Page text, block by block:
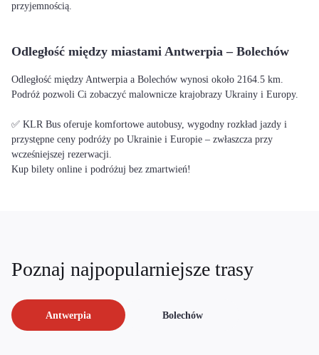
przyjemnością.
Odległość między miastami Antwerpia – Bolechów
Odległość między Antwerpia a Bolechów wynosi około 2164.5 km.
Podróż pozwoli Ci zobaczyć malownicze krajobrazy Ukrainy i Europy.
✅ KLR Bus oferuje komfortowe autobusy, wygodny rozkład jazdy i
przystępne ceny podróży po Ukrainie i Europie – zwłaszcza przy
wcześniejszej rezerwacji.
Kup bilety online i podróżuj bez zmartwień!
Poznaj najpopularniejsze trasy
Antwerpia Bolechów